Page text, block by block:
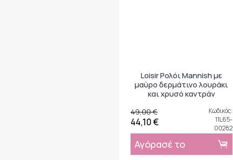
Loisir Ρολόι Mannish με
μαύρο δερμάτινο λουράκι
και χρυσό καντράν
49,00 €
44,10 €
Κωδικός:
11L65-
00282
Αγόρασέ το